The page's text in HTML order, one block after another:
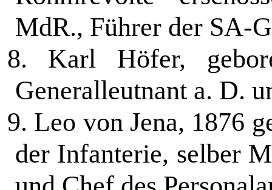
MdR., Führer der SA-
8. Karl Höfer,
Generalleutnant a. D.
9. Leo von Jena, 1876
der In­fanterie, selber